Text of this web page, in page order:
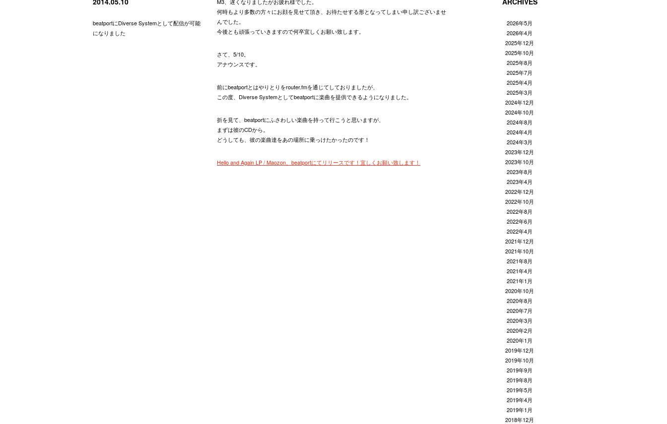
beatportにDiverse Systemとして配信が可能
になりました
何時もより多数の方々にお顔を見せて頂き、お待たせする形となってしまい申し訳ございませ
んでした。
今後とも頑張っていきますので何卒宜しくお願い致します。
さて、5/10。
アナウンスです。
前にbeatportとはやりとりをrouter.fmを通じてしておりましたが、
この度、Diverse Systemとしてbeatportに楽曲を提供できるようになりました。
折を見て、beatportにふさわしい楽曲を持って行こうと思いますが、
まずは彼のCDから。
どうしても、彼の楽曲達をあの場所に乗っけたかったのです！
Hello and Again LP / Maozon、beatportにてリリースです！宜しくお願い致します！
2026年5月
2026年4月
2025年12月
2025年10月
2025年8月
2025年7月
2025年4月
2025年3月
2024年12月
2024年10月
2024年8月
2024年4月
2024年3月
2023年12月
2023年10月
2023年8月
2023年4月
2022年12月
2022年10月
2022年8月
2022年6月
2022年4月
2021年12月
2021年10月
2021年8月
2021年4月
2021年1月
2020年10月
2020年8月
2020年7月
2020年3月
2020年2月
2020年1月
2019年12月
2019年10月
2019年9月
2019年8月
2019年5月
2019年4月
2019年1月
2018年12月